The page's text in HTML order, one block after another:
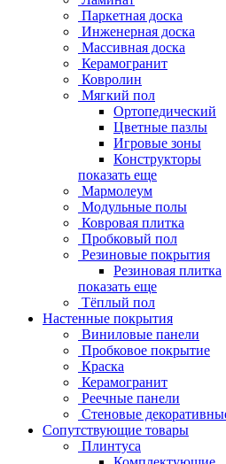
Паркетная доска
Инженерная доска
Массивная доска
Керамогранит
Ковролин
Мягкий пол
Ортопедический
Цветные пазлы
Игровые зоны
Конструкторы
показать еще
Мармолеум
Модульные полы
Ковровая плитка
Пробковый пол
Резиновые покрытия
Резиновая плитка
показать еще
Тёплый пол
Настенные покрытия
Виниловые панели
Пробковое покрытие
Краска
Керамогранит
Реечные панели
Стеновые
Сопутствующие товары
Плинтуса